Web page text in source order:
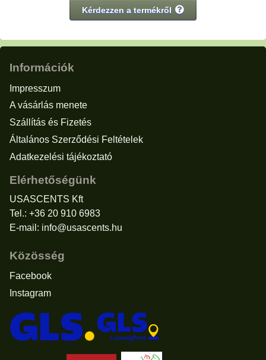
Kérdezzen a termékről
Információk
Impresszum
A vásárlás menete
Szállítás és Fizetés
Általános Szerződési Feltételek
Adatkezelési tájékoztató
Elérhetőségünk
USASCENTS Kft
Tel.: +36 20 910 6983
E-mail: info@usascents.hu
Közösség
Facebook
Instagram